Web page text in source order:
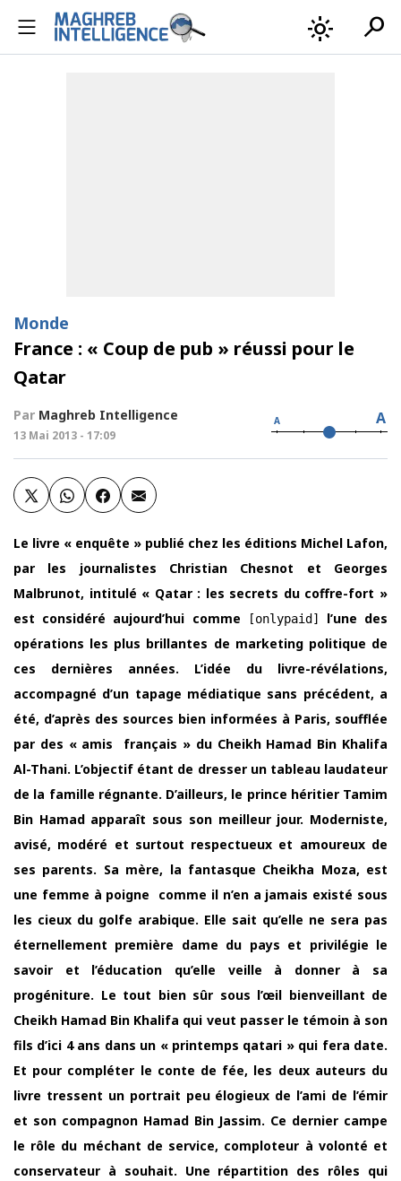
light_mode search
Monde
France : « Coup de pub » réussi pour le
Qatar
Par Maghreb Intelligence
13 Mai 2013 - 17:09
A A
Le livre « enquête » publié chez les éditions Michel Lafon,
par les journalistes Christian Chesnot et Georges
Malbrunot, intitulé « Qatar : les secrets du coffre-fort »
est considéré aujourd’hui comme
[onlypaid]
l’une des
opérations les plus brillantes de marketing politique de
ces dernières années. L’idée du livre-révélations,
accompagné d’un tapage médiatique sans précédent, a
été, d’après des sources bien informées à Paris, soufflée
par des « amis français » du Cheikh Hamad Bin Khalifa
Al-Thani. L’objectif étant de dresser un tableau laudateur
de la famille régnante. D’ailleurs, le prince héritier Tamim
Bin Hamad apparaît sous son meilleur jour. Moderniste,
avisé, modéré et surtout respectueux et amoureux de
ses parents. Sa mère, la fantasque Cheikha Moza, est
une femme à poigne comme il n’en a jamais existé sous
les cieux du golfe arabique. Elle sait qu’elle ne sera pas
éternellement première dame du pays et privilégie le
savoir et l’éducation qu’elle veille à donner à sa
progéniture. Le tout bien sûr sous l’œil bienveillant de
Cheikh Hamad Bin Khalifa qui veut passer le témoin à son
fils d’ici 4 ans dans un « printemps qatari » qui fera date.
Et pour compléter le conte de fée, les deux auteurs du
livre tressent un portrait peu élogieux de l’ami de l’émir
et son compagnon Hamad Bin Jassim. Ce dernier campe
le rôle du méchant de service, comploteur à volonté et
conservateur à souhait. Une répartition des rôles qui